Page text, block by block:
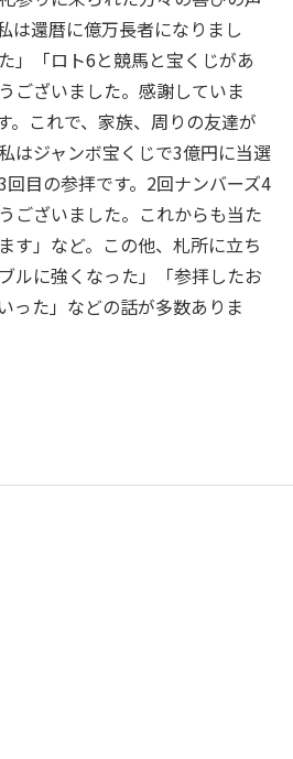
は還暦に億万長者になりまし
」「ロト6と競馬と宝くじがあ
ございました。感謝していま
。これで、家族、周りの友達が
はジャンボ宝くじで3億円に当選
目の参拝です。2回ナンバーズ4
ございました。これからも当た
す」など。この他、札所に立ち
ルに強くなった」「参拝したお
った」などの話が多数ありま